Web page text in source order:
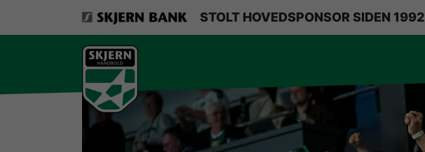
STOLT HOVEDSPONSOR SIDEN 1992
VerdensMindsteStorklub
Sponsorer
Billetsalg / sæsonkort